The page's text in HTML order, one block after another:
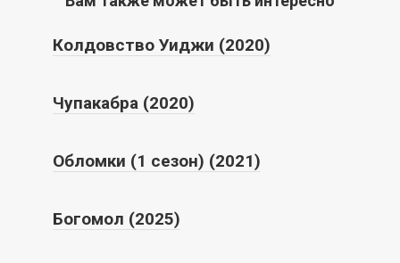
Колдовство Уиджи (2020)
Чупакабра (2020)
Обломки (1 сезон) (2021)
Богомол (2025)